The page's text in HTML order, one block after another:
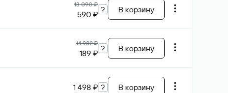
13 090 ₽
590 ₽ ? В корзину
14 982 ₽
189 ₽ ? В корзину
1 498 ₽ ? В корзину